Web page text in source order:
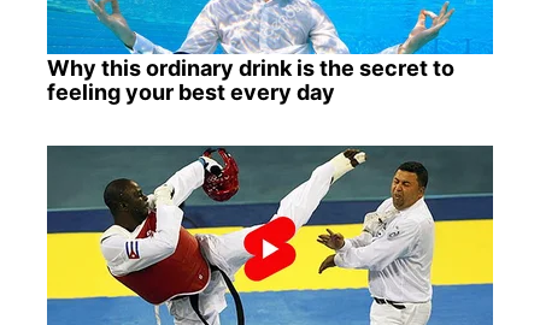
Why this ordinary drink is the secret to
feeling your best every day